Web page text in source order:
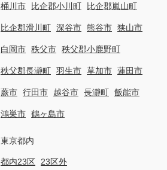
桶川市 比企郡小川町 比企郡嵐山町
比企郡滑川町 深谷市 熊谷市 狭山市
白岡市 秩父市 秩父郡小鹿野町
秩父郡長瀞町 羽生市 草加市 蓮田市
蕨市 行田市 越谷市 長瀞町 飯能市
鴻巣市 鶴ヶ島市
東京都内
都内23区 23区外